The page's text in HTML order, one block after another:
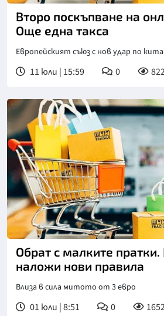
Второ поскъпване на
Още една такса
Европейският съюз с нов удар по
11 юли | 15:59 0
Обрат с малките
наложи нови правила
Влиза в сила митото от 3 евро
01 юли | 8:51 0